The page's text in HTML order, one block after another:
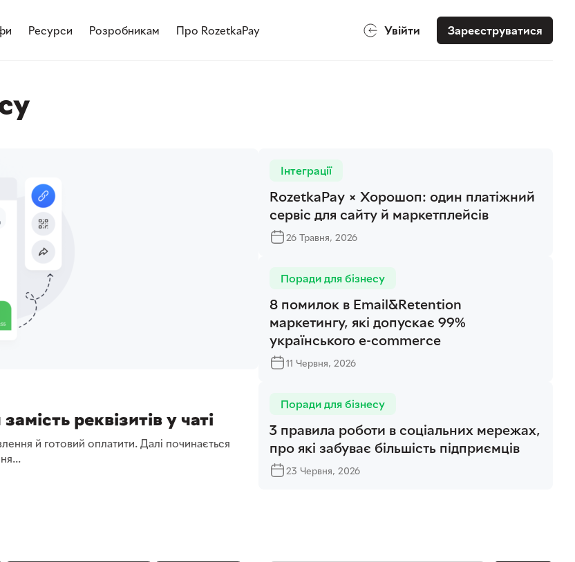
Ресурси Розробникам Про RozetkaPay Увійти Зареєструватися
реквізитів у чаті
й готовий оплатити. Далі починається
Інтеграції
RozetkaPay × Хорошоп: один платіжний
сервіс для сайту й маркетплейсів
26 Травня, 2026
Поради для бізнесу
8 помилок в Email&Retention
маркетингу, які допускає 99%
українського e-commerce
11 Червня, 2026
Поради для бізнесу
3 правила роботи в соціальних мережах,
про які забуває більшість підприємців
23 Червня, 2026